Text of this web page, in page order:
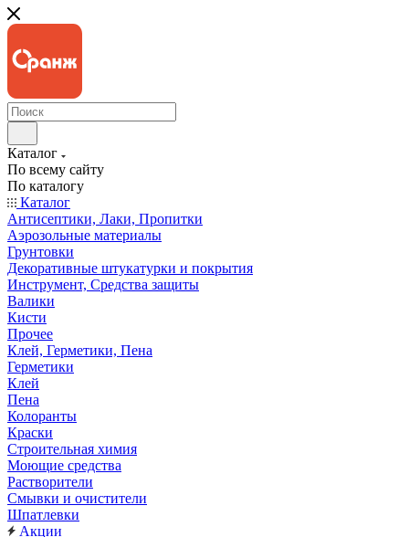
Каталог
По всему сайту
По каталогу
Каталог
Антисептики, Лаки, Пропитки
Аэрозольные материалы
Грунтовки
Декоративные штукатурки и покрытия
Инструмент, Средства защиты
Валики
Кисти
Прочее
Клей, Герметики, Пена
Герметики
Клей
Пена
Колоранты
Краски
Строительная химия
Моющие средства
Растворители
Смывки и очистители
Шпатлевки
Акции